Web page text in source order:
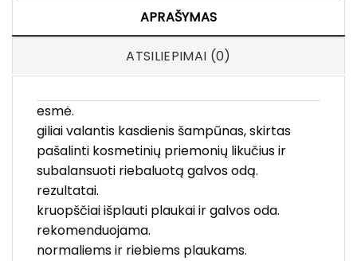
APRAŠYMAS
ATSILIEPIMAI (0)
esmė.
giliai valantis kasdienis šampūnas, skirtas
pašalinti kosmetinių priemonių likučius ir
subalansuoti riebaluotą galvos odą.
rezultatai.
kruopščiai išplauti plaukai ir galvos oda.
rekomenduojama.
normaliems ir riebiems plaukams.